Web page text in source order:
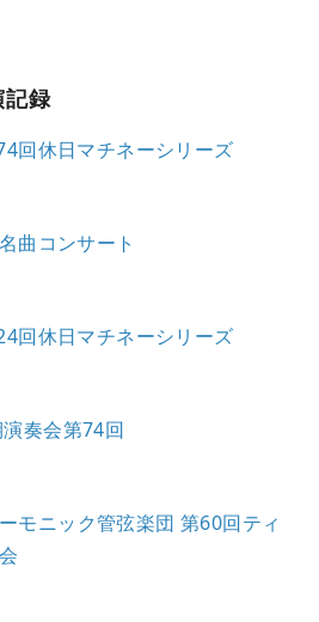
記録
回休日マチネーシリーズ
曲コンサート
回休日マチネーシリーズ
奏会第74回
モニック管弦楽団 第60回ティ